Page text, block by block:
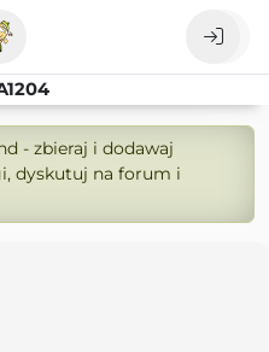
- zbieraj i dodawaj
dyskutuj na forum i